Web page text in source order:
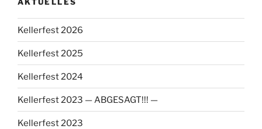
Kellerfest 2026
Kellerfest 2025
Kellerfest 2024
Kellerfest 2023 — ABGESAGT!!! —
Kellerfest 2023